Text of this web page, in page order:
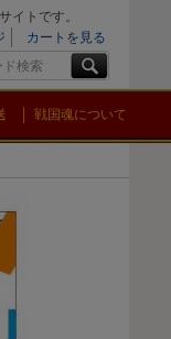
イトです。
カートを見る
戦国魂について